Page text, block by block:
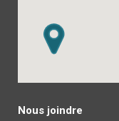
Nous joindre